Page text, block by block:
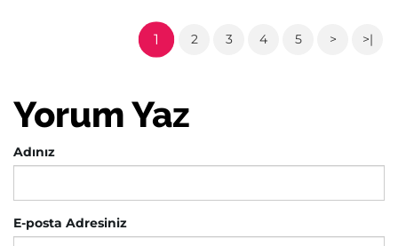
1 2 3 4 5 > >|
Yorum Yaz
Adınız
E-posta Adresiniz